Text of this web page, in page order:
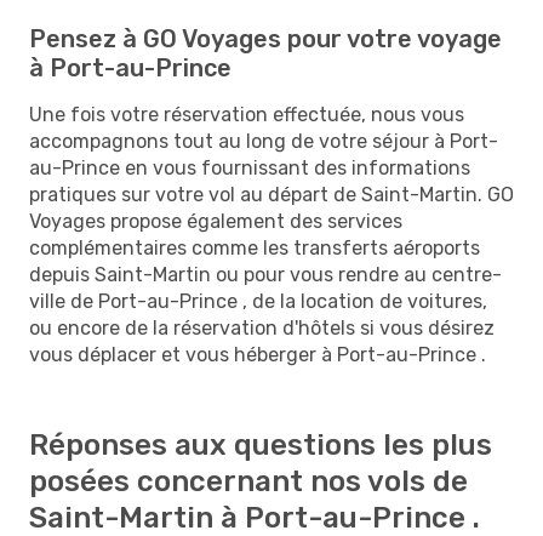
Pensez à GO Voyages pour votre voyage
à Port-au-Prince
Une fois votre réservation effectuée, nous vous
accompagnons tout au long de votre séjour à Port-
au-Prince en vous fournissant des informations
pratiques sur votre vol au départ de Saint-Martin. GO
Voyages propose également des services
complémentaires comme les transferts aéroports
depuis Saint-Martin ou pour vous rendre au centre-
ville de Port-au-Prince , de la location de voitures,
ou encore de la réservation d'hôtels si vous désirez
vous déplacer et vous héberger à Port-au-Prince .
Réponses aux questions les plus
posées concernant nos vols de
Saint-Martin à Port-au-Prince .